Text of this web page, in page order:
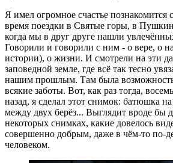
Я имел огромное счастье познакомится
время поездки в Святые горы, в
когда мы в друг друге нашли
Говорили и говорили с ним - о вере, о
истории), о жизни. И смотрели на эти
заповедной земле, где всё так тесно
нашим прошлым. Там была возможность
всякие заботы. Вот, как раз тогда,
назад, я сделал этот снимок: батюшка
между двух берёз... Выглядит вроде бы
некоторых снимках, какие довелось
совершенно добрым, даже в чём-то по-
человеком.